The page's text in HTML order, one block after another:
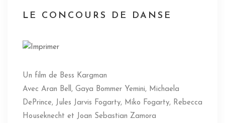
LE CONCOURS DE DANSE
Un film de Bess Kargman
Avec Aran Bell, Gaya Bommer Yemini, Michaela
DePrince, Jules Jarvis Fogarty, Miko Fogarty, Rebecca
Houseknecht et Joan Sebastian Zamora